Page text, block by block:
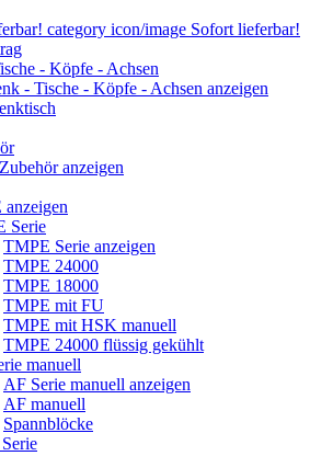
Sofort lieferbar!
- Köpfe - Achsen
- Tische - Köpfe - Achsen anzeigen
anzeigen
Serie
TMPE Serie anzeigen
TMPE 24000
TMPE 18000
TMPE mit FU
TMPE mit HSK manuell
TMPE 24000 flüssig gekühlt
manuell
AF Serie manuell anzeigen
AF manuell
Spannblöcke